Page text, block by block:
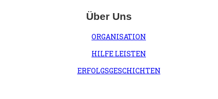
Über Uns
ORGANISATION
HILFE LEISTEN
ERFOLGSGESCHICHTEN